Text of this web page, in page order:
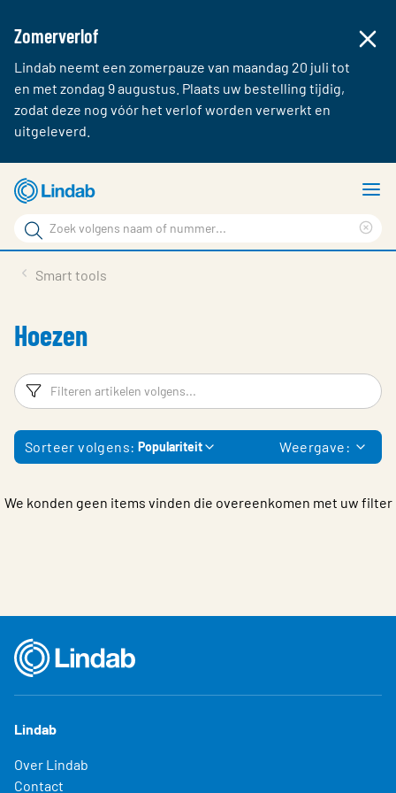
Zomerverlof
Lindab neemt een zomerpauze van maandag 20 juli tot
en met zondag 9 augustus. Plaats uw bestelling tijdig,
zodat deze nog vóór het verlof worden verwerkt en
uitgeleverd.
naar
hoofdinhoud
Zoek
Zoek
Contact
Inloggen
Choose languge
Smart tools
Hoezen
Filters
Sorteer volgens: Populariteit Weergave:
We konden geen items vinden die overeenkomen met uw filter
Lindab
Over Lindab
Contact